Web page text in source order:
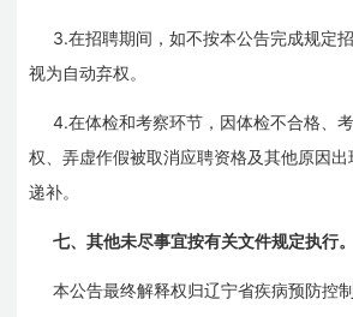
3.在招聘期间，如不按本公告完成规定
视为自动弃权。
4.在体检和考察环节，因体检不合格、
权、弄虚作假被取消应聘资格及其他原因
递补。
七、其他未尽事宜按有关文件规定执行。
本公告最终解释权归辽宁省疾病预防控